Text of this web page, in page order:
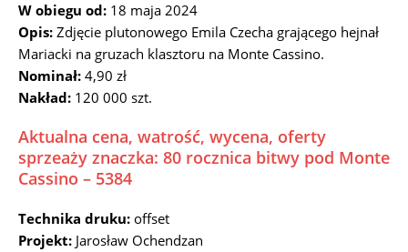
W obiegu od: 18 maja 2024
Opis: Zdjęcie plutonowego Emila Czecha grającego hejnał
Mariacki na gruzach klasztoru na Monte Cassino.
Nominał: 4,90 zł
Nakład: 120 000 szt.
Aktualna cena, watrość, wycena, oferty
sprzeaży znaczka: 80 rocznica bitwy pod Monte
Cassino – 5384
Technika druku: offset
Projekt: Jarosław Ochendzan